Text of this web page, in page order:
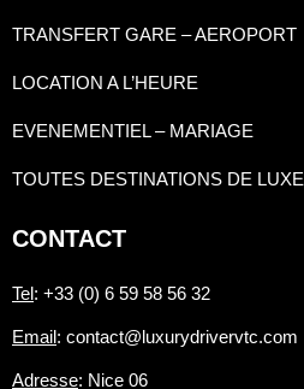
TRANSFERT GARE – AEROPORT
LOCATION A L’HEURE
EVENEMENTIEL – MARIAGE
TOUTES DESTINATIONS DE LUXE
CONTACT
Tel : +33 (0) 6 59 58 56 32
Email : contact@luxurydrivervtc.com
Adresse: Nice 06